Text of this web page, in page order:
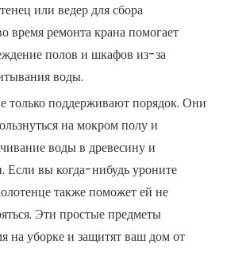
или ведер для сбора
время ремонта крана помогает
полов и шкафов из-за
воды.
только поддерживают порядок. Они
на мокром полу и
воды в древесину и
Если вы когда-нибудь уроните
также поможет ей не
Эти простые предметы
на уборке и защитят ваш дом от